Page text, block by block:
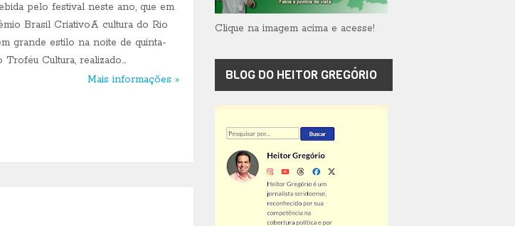
pelo festival neste ano, que em
Brasil CriativoA cultura do Rio
grande estilo na noite de quinta-
Cultura, realizado...
Mais informações »
Clique na imagem acima e acesse!
BLOG DO HEITOR GREGÓRIO